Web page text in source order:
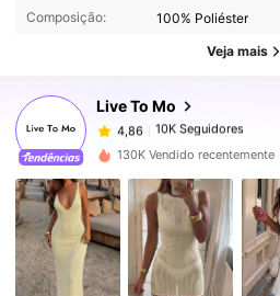
Composição:
100% Poliéster
Veja mais
Live To Mo
10K Seguidores
4,86
10K Seguidores
a***4
pago1 dia atrás
4,86 10K Seguidores
4,86 10K Seguidores
130K Vendido recentemente